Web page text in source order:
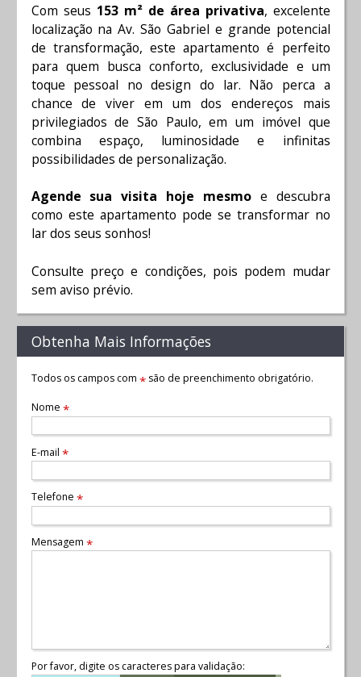
Com seus 153 m² de área privativa, excelente
localização na Av. São Gabriel e grande potencial
de transformação, este apartamento é perfeito
para quem busca conforto, exclusividade e um
toque pessoal no design do lar. Não perca a
chance de viver em um dos endereços mais
privilegiados de São Paulo, em um imóvel que
combina espaço, luminosidade e infinitas
possibilidades de personalização.
Agende sua visita hoje mesmoe descubra
como este apartamento pode se transformar no
lar dos seus sonhos!
Consulte preço e condições, pois podem mudar
sem aviso prévio.
Obtenha Mais Informações
Todos os campos com *são de preenchimento obrigatório.
Nome *
E-mail *
Telefone *
Mensagem *
Por favor, digite os caracteres para validação: